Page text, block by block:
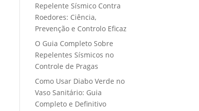
Repelente Sísmico Contra
Roedores: Ciência,
Prevenção e Controlo Eficaz
O Guia Completo Sobre
Repelentes Sísmicos no
Controle de Pragas
Como Usar Diabo Verde no
Vaso Sanitário: Guia
Completo e Definitivo